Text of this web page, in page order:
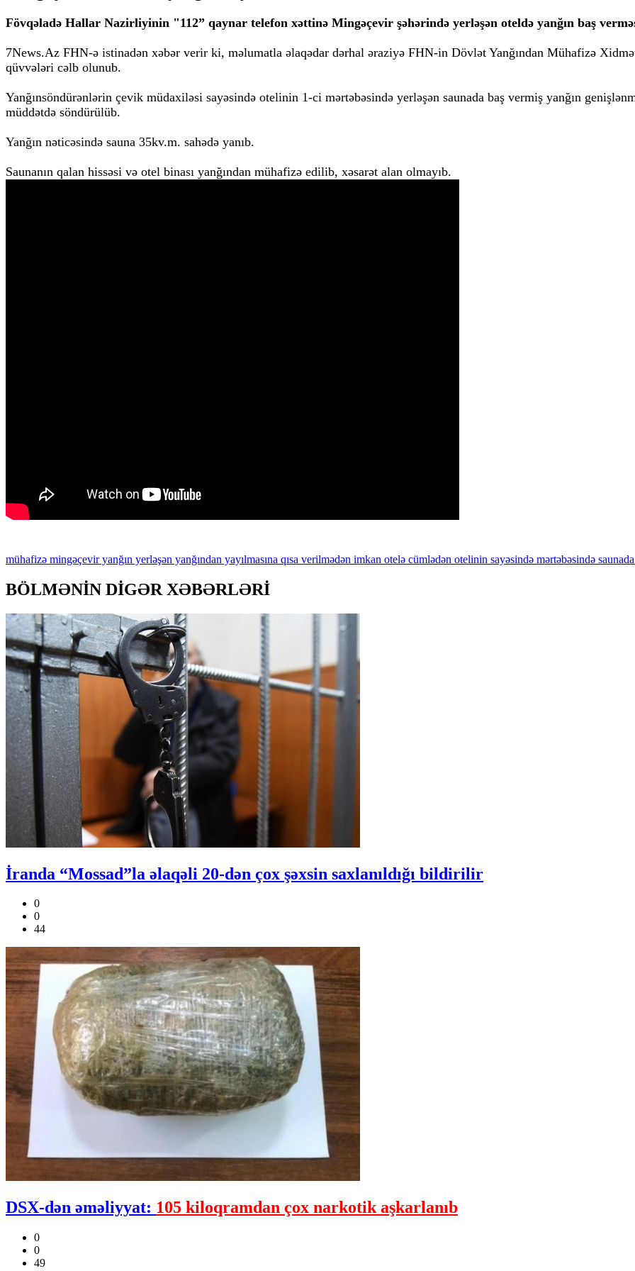
Fövqəladə Hallar Nazirliyinin "112” qaynar telefon xəttinə Mingəçevir şəhərində yerləşən oteldə yanğın baş
7News.Az FHN-ə istinadən xəbər verir ki, məlumatla əlaqədar dərhal əraziyə FHN-in Dövlət Yanğından Mühafizə
qüvvələri cəlb olunub.
Yanğınsöndürənlərin çevik müdaxiləsi sayəsində otelinin 1-ci mərtəbəsində yerləşən saunada baş vermiş yanğın
müddətdə söndürülüb.
Yanğın nəticəsində sauna 35kv.m. sahədə yanıb.
Saunanın qalan hissəsi və otel binası yanğından mühafizə edilib, xəsarət alan olmayıb.
mühafizə mingəçeviryanğın yerləşən yanğından yayılmasına qısa verilmədən imkan otelə cümlədən otelinin sayəsində mərtəbəsində saunada
BÖLMƏNİN DİGƏR XƏBƏRLƏRİ
İranda “Mossad”la əlaqəli 20-dən çox şəxsin saxlanıldığı bildirilir
0
0
44
DSX-dən əməliyyat: 105 kiloqramdan çox narkotik aşkarlanıb
0
0
49